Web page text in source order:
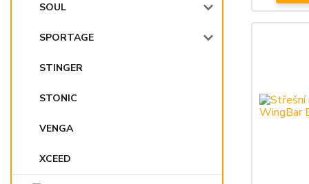
SOUL
SPORTAGE
STINGER
STONIC
VENGA
XCEED